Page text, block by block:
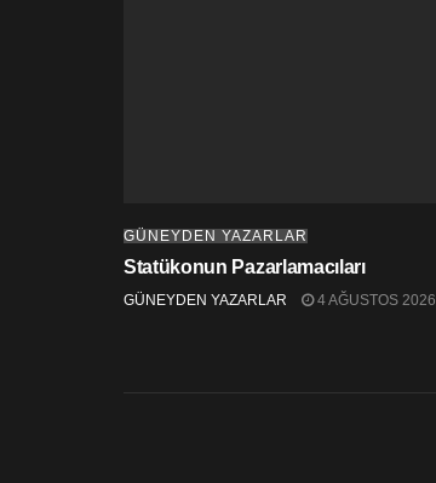
GÜNEYDEN YAZARLAR
Statükonun Pazarlamacıları
GÜNEYDEN YAZARLAR 4 AĞUSTOS 2026